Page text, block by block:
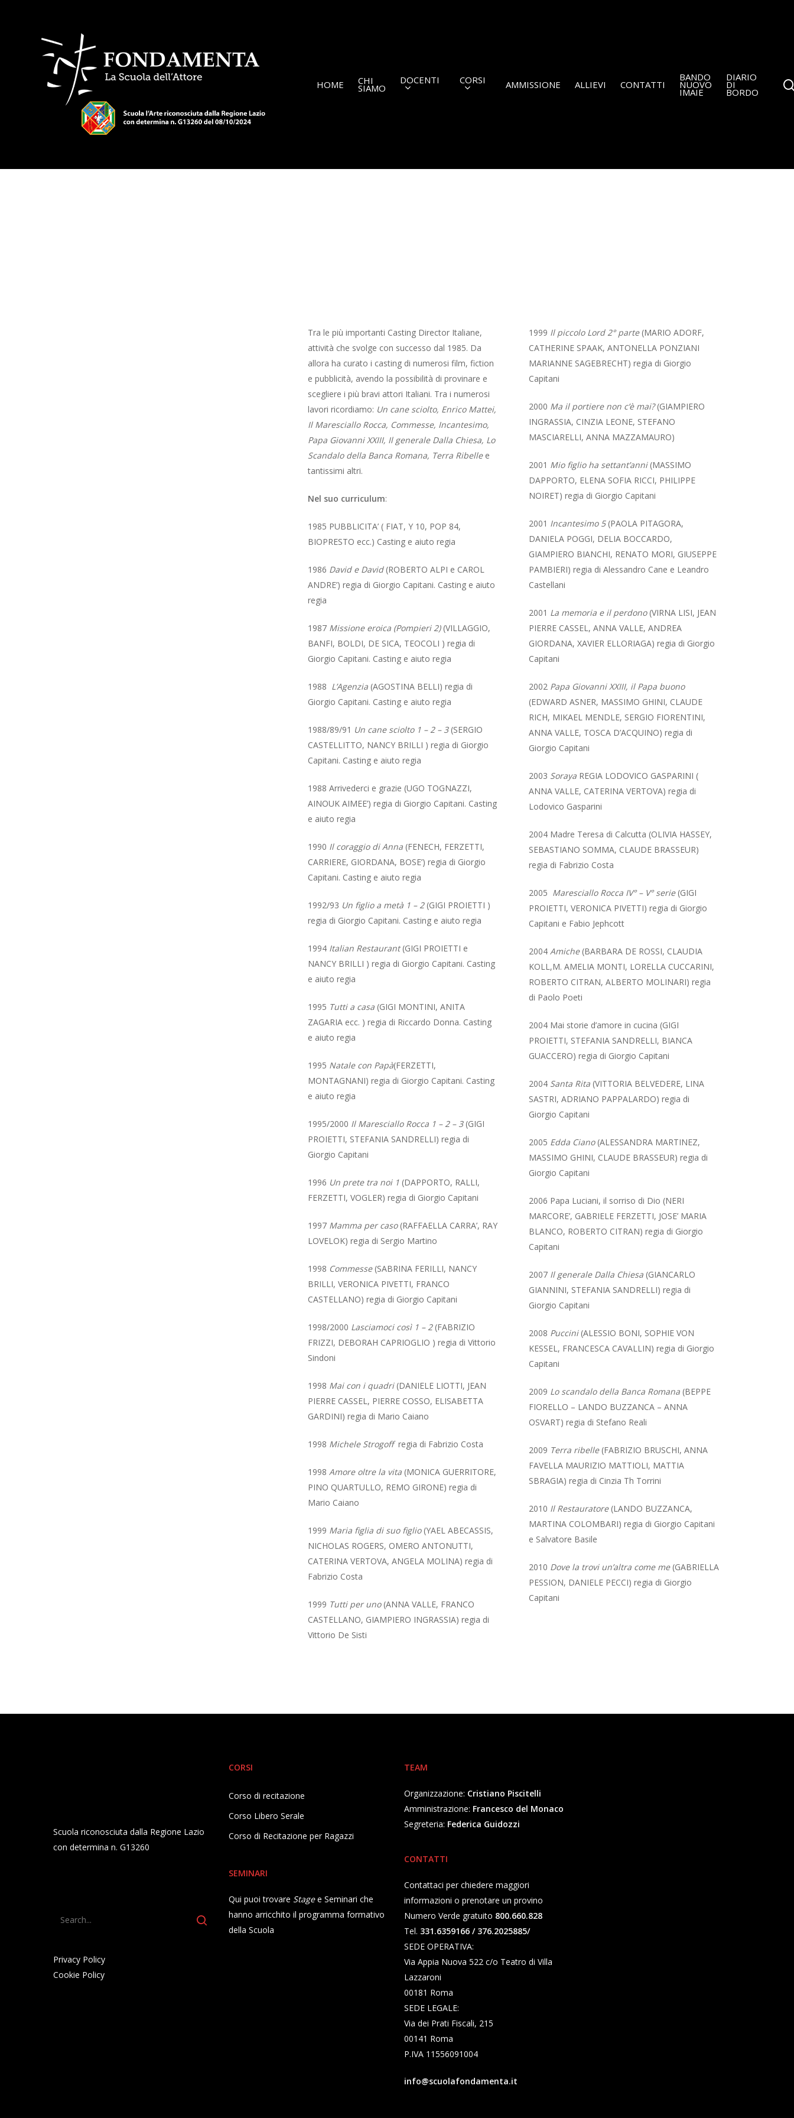
HOME CHI
SIAMO
DOCENTI CORSI AMMISSIONE ALLIEVI CONTATTI
BANDO
NUOVO
IMAIE
DIARIO
DI
BORDO
Tra le più importanti Casting Director Italiane,
attività che svolge con successo dal 1985. Da
allora ha curato i casting di numerosi film, fiction
e pubblicità, avendo la possibilità di provinare e
scegliere i più bravi attori Italiani. Tra i numerosi
lavori ricordiamo: Un cane sciolto, Enrico Mattei,
Il Maresciallo Rocca, Commesse, Incantesimo,
Papa Giovanni XXIII, Il generale Dalla Chiesa, Lo
Scandalo della Banca Romana, Terra Ribellee
tantissimi altri.
Nel suo curriculum:
1985 PUBBLICITA’ ( FIAT, Y 10, POP 84,
BIOPRESTO ecc.) Casting e aiuto regia
1986 David e David(ROBERTO ALPI e CAROL
ANDRE’) regia di Giorgio Capitani. Casting e aiuto
regia
1987 Missione eroica (Pompieri 2)(VILLAGGIO,
BANFI, BOLDI, DE SICA, TEOCOLI ) regia di
Giorgio Capitani. Casting e aiuto regia
1988 L’Agenzia (AGOSTINA BELLI) regia di
Giorgio Capitani. Casting e aiuto regia
1988/89/91 Un cane sciolto 1 – 2 – 3(SERGIO
CASTELLITTO, NANCY BRILLI ) regia di Giorgio
Capitani. Casting e aiuto regia
1988 Arrivederci e grazie (UGO TOGNAZZI,
AINOUK AIMEE’) regia di Giorgio Capitani. Casting
e aiuto regia
1990 Il coraggio di Anna (FENECH, FERZETTI,
CARRIERE, GIORDANA, BOSE’) regia di Giorgio
Capitani. Casting e aiuto regia
1992/93 Un figlio a metà 1 – 2 (GIGI PROIETTI )
regia di Giorgio Capitani. Casting e aiuto regia
1994 Italian Restaurant(GIGI PROIETTI e
NANCY BRILLI ) regia di Giorgio Capitani. Casting
e aiuto regia
1995 Tutti a casa (GIGI MONTINI, ANITA
ZAGARIA ecc. ) regia di Riccardo Donna. Casting
e aiuto regia
1995 Natale con Papà(FERZETTI,
MONTAGNANI) regia di Giorgio Capitani. Casting
e aiuto regia
1995/2000 Il Maresciallo Rocca 1 – 2 – 3(GIGI
PROIETTI, STEFANIA SANDRELLI) regia di
Giorgio Capitani
1996 Un prete tra noi 1 (DAPPORTO, RALLI,
FERZETTI, VOGLER) regia di Giorgio Capitani
1997 Mamma per caso(RAFFAELLA CARRA’, RAY
LOVELOK) regia di Sergio Martino
1998 Commesse (SABRINA FERILLI, NANCY
BRILLI, VERONICA PIVETTI, FRANCO
CASTELLANO) regia di Giorgio Capitani
1998/2000 Lasciamoci così 1 – 2 (FABRIZIO
FRIZZI, DEBORAH CAPRIOGLIO ) regia di Vittorio
Sindoni
1998 Mai con i quadri (DANIELE LIOTTI, JEAN
PIERRE CASSEL, PIERRE COSSO, ELISABETTA
GARDINI) regia di Mario Caiano
1998 Michele Strogoffregia di Fabrizio Costa
1998Amore oltre la vita (MONICA GUERRITORE,
PINO QUARTULLO, REMO GIRONE) regia di
Mario Caiano
1999 Maria figlia di suo figlio (YAEL ABECASSIS,
NICHOLAS ROGERS, OMERO ANTONUTTI,
CATERINA VERTOVA, ANGELA MOLINA) regia di
Fabrizio Costa
1999 Tutti per uno (ANNA VALLE, FRANCO
CASTELLANO, GIAMPIERO INGRASSIA) regia di
Vittorio De Sisti
1999 Il piccolo Lord 2° parte (MARIO ADORF,
CATHERINE SPAAK, ANTONELLA PONZIANI
MARIANNE SAGEBRECHT) regia di Giorgio
Capitani
2000 Ma il portiere non c’è mai?(GIAMPIERO
INGRASSIA, CINZIA LEONE, STEFANO
MASCIARELLI, ANNA MAZZAMAURO)
2001 Mio figlio ha settant’anni (MASSIMO
DAPPORTO, ELENA SOFIA RICCI, PHILIPPE
NOIRET) regia di Giorgio Capitani
2001 Incantesimo 5(PAOLA PITAGORA,
DANIELA POGGI, DELIA BOCCARDO,
GIAMPIERO BIANCHI, RENATO MORI, GIUSEPPE
PAMBIERI) regia di Alessandro Cane e Leandro
Castellani
2001 La memoria e il perdono(VIRNA LISI, JEAN
PIERRE CASSEL, ANNA VALLE, ANDREA
GIORDANA, XAVIER ELLORIAGA) regia di Giorgio
Capitani
2002 Papa Giovanni XXIII, il Papa buono
(EDWARD ASNER, MASSIMO GHINI, CLAUDE
RICH, MIKAEL MENDLE, SERGIO FIORENTINI,
ANNA VALLE, TOSCA D’ACQUINO) regia di
Giorgio Capitani
2003 SorayaREGIA LODOVICO GASPARINI (
ANNA VALLE, CATERINA VERTOVA) regia di
Lodovico Gasparini
2004 Madre Teresa di Calcutta (OLIVIA HASSEY,
SEBASTIANO SOMMA, CLAUDE BRASSEUR)
regia di Fabrizio Costa
2005 Maresciallo Rocca IV° – V° serie(GIGI
PROIETTI, VERONICA PIVETTI) regia di Giorgio
Capitani e Fabio Jephcott
2004 Amiche (BARBARA DE ROSSI, CLAUDIA
KOLL,M. AMELIA MONTI, LORELLA CUCCARINI,
ROBERTO CITRAN, ALBERTO MOLINARI) regia
di Paolo Poeti
2004 Mai storie d’amore in cucina (GIGI
PROIETTI, STEFANIA SANDRELLI, BIANCA
GUACCERO) regia di Giorgio Capitani
2004 Santa Rita(VITTORIA BELVEDERE, LINA
SASTRI, ADRIANO PAPPALARDO) regia di
Giorgio Capitani
2005 Edda Ciano(ALESSANDRA MARTINEZ,
MASSIMO GHINI, CLAUDE BRASSEUR) regia di
Giorgio Capitani
2006 Papa Luciani, il sorriso di Dio (NERI
MARCORE’, GABRIELE FERZETTI, JOSE’ MARIA
BLANCO, ROBERTO CITRAN) regia di Giorgio
Capitani
2007 Il generale Dalla Chiesa (GIANCARLO
GIANNINI, STEFANIA SANDRELLI) regia di
Giorgio Capitani
2008 Puccini (ALESSIO BONI, SOPHIE VON
KESSEL, FRANCESCA CAVALLIN) regia di Giorgio
Capitani
2009 Lo scandalo della Banca Romana (BEPPE
FIORELLO – LANDO BUZZANCA – ANNA
OSVART) regia di Stefano Reali
2009 Terra ribelle (FABRIZIO BRUSCHI, ANNA
FAVELLA MAURIZIO MATTIOLI, MATTIA
SBRAGIA) regia di Cinzia Th Torrini
2010 Il Restauratore(LANDO BUZZANCA,
MARTINA COLOMBARI) regia di Giorgio Capitani
e Salvatore Basile
2010 Dove la trovi un’altra come me (GABRIELLA
PESSION, DANIELE PECCI) regia di Giorgio
Capitani
Scuola riconosciuta dalla Regione Lazio
con determina n. G13260
Privacy Policy
Cookie Policy
CORSI
Corso di recitazione
Corso Libero Serale
Corso di Recitazione per Ragazzi
SEMINARI
Qui puoi trovare Stagee Seminari che
hanno arricchito il programma formativo
della Scuola
TEAM
Organizzazione: Cristiano Piscitelli
Amministrazione: Francesco del Monaco
Segreteria: Federica Guidozzi
CONTATTI
Contattaci per chiedere maggiori
informazioni o prenotare un provino
Numero Verde gratuito 800.660.828
Tel. 331.6359166 / 376.2025885/
SEDE OPERATIVA:
Via Appia Nuova 522 c/o Teatro di Villa
Lazzaroni
00181 Roma
SEDE LEGALE:
Via dei Prati Fiscali, 215
00141 Roma
P.IVA 11556091004
info@scuolafondamenta.it